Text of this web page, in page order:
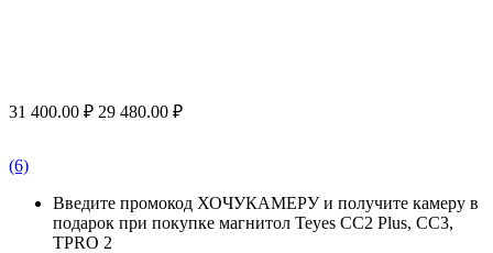
31 400.00 ₽ 29 480.00 ₽
(6)
Введите промокод ХОЧУКАМЕРУ и получите камеру в
подарок при покупке магнитол Teyes CC2 Plus, CC3,
TPRO 2